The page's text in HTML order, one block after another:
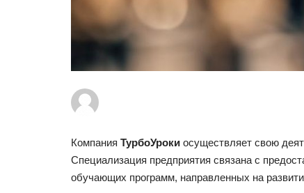
Компания ТурбоУроки осуществляет свою
Специализация предприятия связана с
обучающих программ, направленных на